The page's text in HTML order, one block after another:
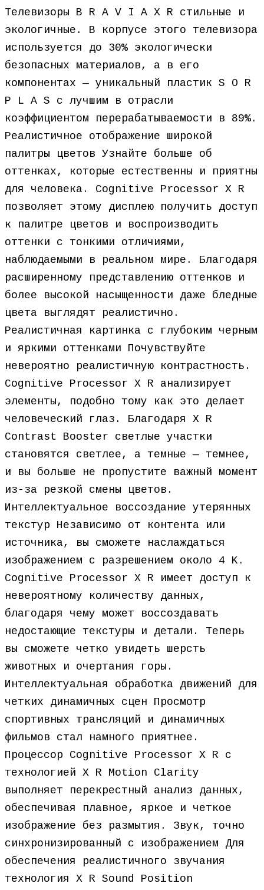
Телевизоры B R A V I A X R стильные и
экологичные. В корпусе этого телевизора
используется до 30% экологически
безопасных материалов, а в его
компонентах — уникальный пластик S O R
P L A S с лучшим в отрасли
коэффициентом перерабатываемости в 89%.
Реалистичное отображение широкой
палитры цветов Узнайте больше об
оттенках, которые естественны и приятны
для человека. Cognitive Processor X R
позволяет этому дисплею получить доступ
к палитре цветов и воспроизводить
оттенки с тонкими отличиями,
наблюдаемыми в реальном мире. Благодаря
расширенному представлению оттенков и
более высокой насыщенности даже бледные
цвета выглядят реалистично.
Реалистичная картинка с глубоким черным
и яркими оттенками Почувствуйте
невероятно реалистичную контрастность.
Cognitive Processor X R анализирует
элементы, подобно тому как это делает
человеческий глаз. Благодаря X R
Contrast Booster светлые участки
становятся светлее, а темные — темнее,
и вы больше не пропустите важный момент
из-за резкой смены цветов.
Интеллектуальное воссоздание утерянных
текстур Независимо от контента или
источника, вы сможете наслаждаться
изображением с разрешением около 4 K.
Cognitive Processor X R имеет доступ к
невероятному количеству данных,
благодаря чему может воссоздавать
недостающие текстуры и детали. Теперь
вы сможете четко увидеть шерсть
животных и очертания горы.
Интеллектуальная обработка движений для
четких динамичных сцен Просмотр
спортивных трансляций и динамичных
фильмов стал намного приятнее.
Процессор Cognitive Processor X R с
технологией X R Motion Clarity
выполняет перекрестный анализ данных,
обеспечивая плавное, яркое и четкое
изображение без размытия. Звук, точно
синхронизированный с изображением Для
обеспечения реалистичного звучания
технология X R Sound Position